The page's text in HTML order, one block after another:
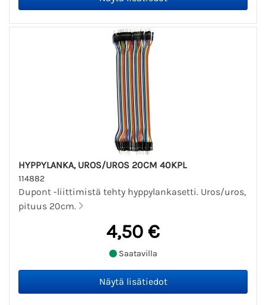
HYPPYLANKA, UROS/UROS 20CM 40KPL
114882
Dupont -liittimistä tehty hyppylankasetti. Uros/uros,
pituus 20cm.
4,50 €
Saatavilla